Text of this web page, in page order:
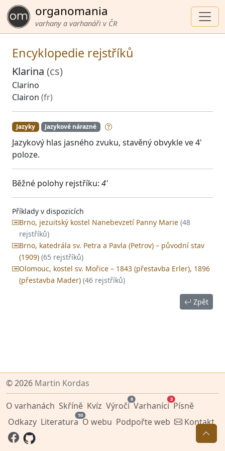
organomania
varhany a varhanáři v ČR
Encyklopedie rejstříků
Klarina (cs)
Clarino
Clairon (fr)
Jazyky Jazykové nárazné
Jazykový hlas jasného zvuku, stavěný obvykle ve 4'
poloze.
Běžné polohy rejstříku: 4'
Příklady v dispozicích
Brno, jezuitský kostel Nanebevzetí Panny Marie (48
rejstříků)
Brno, katedrála sv. Petra a Pavla (Petrov) – původní stav
(1909) (65 rejstříků)
Olomouc, kostel sv. Mořice – 1843 (přestavba Erler), 1896
(přestavba Mader) (46 rejstříků)
Zpět
© 2026 Martin Kordas
O varhanách Skříně Kvíz Výročí
8
Varhaníci
3
Písně
Odkazy Literatura
10
O webu Podpořte web Kontakt